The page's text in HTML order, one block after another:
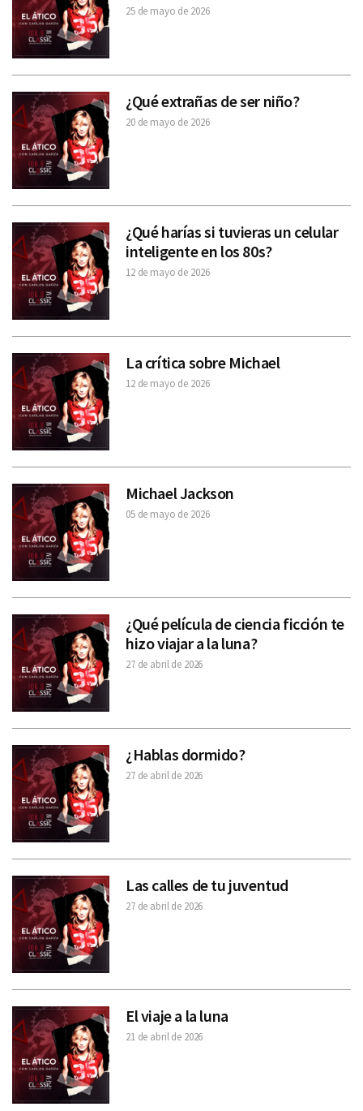
25 de mayo de 2026
¿Qué extrañas de ser niño?
20 de mayo de 2026
¿Qué harías si tuvieras un celular
inteligente en los 80s?
12 de mayo de 2026
La crítica sobre Michael
12 de mayo de 2026
Michael Jackson
05 de mayo de 2026
¿Qué película de ciencia ficción te
hizo viajar a la luna?
27 de abril de 2026
¿Hablas dormido?
27 de abril de 2026
Las calles de tu juventud
27 de abril de 2026
El viaje a la luna
21 de abril de 2026